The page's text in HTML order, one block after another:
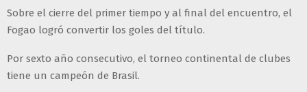
Sobre el cierre del primer tiempo y al final del encuentro, el
Fogao logró convertir los goles del título.
Por sexto año consecutivo, el torneo continental de clubes
tiene un campeón de Brasil.